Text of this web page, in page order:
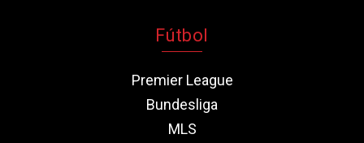
Fútbol
Premier League
Bundesliga
MLS